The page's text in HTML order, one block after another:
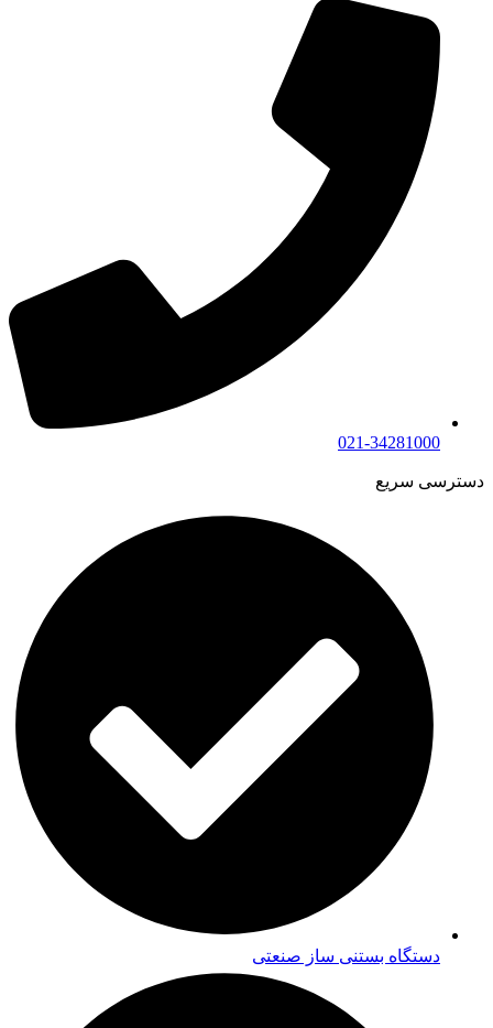
021-34281000
دسترسی سریع
دستگاه بستنی ساز صنعتی